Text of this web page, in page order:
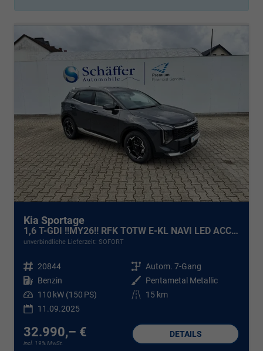
Kia Sportage
1,6 T-GDI !!MY26!! RFK TOTW E-KL NAVI LED ACC SOFORT !!!
unverbindliche Lieferzeit: SOFORT
Fahrzeugnr. 20844 Getriebe Autom. 7-Gang
Kraftstoff Benzin Außenfarbe
Pentametal Metallic
Leistung 110 kW (150 PS) Kilometerstand
15 km
11.09.2025
32.990,– €
incl. 19% MwSt.
DETAILS